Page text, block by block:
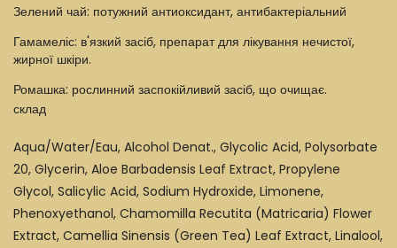
Зелений чай: потужний антиоксидант, антибактеріальний
Гамамеліс: в'язкий засіб, препарат для лікування нечистої,
жирної шкіри.
Ромашка: рослинний заспокійливий засіб, що очищає.
склад
Aqua/Water/Eau, Alcohol Denat., Glycolic Acid, Polysorbate
20, Glycerin, Aloe Barbadensis Leaf Extract, Propylene
Glycol, Salicylic Acid, Sodium Hydroxide, Limonene,
Phenoxyethanol, Chamomilla Recutita (Matricaria) Flower
Extract, Camellia Sinensis (Green Tea) Leaf Extract, Linalool,